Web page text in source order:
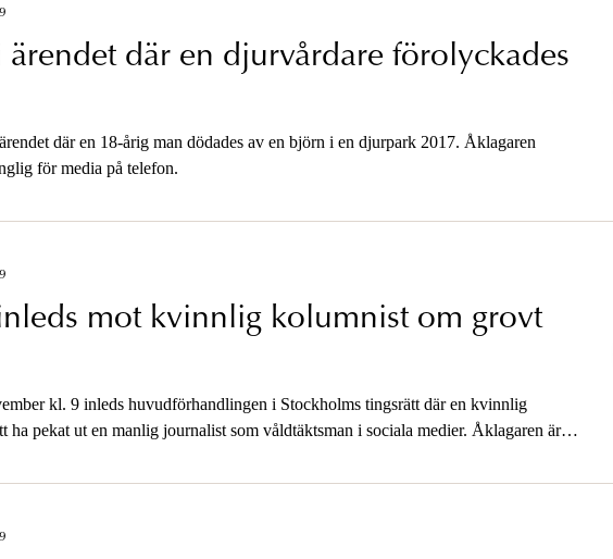
ärendet där en djurvårdare förolyckades
där en 18-årig man dödades av en björn i en djurpark 2017. Åklagaren
för media på telefon.
mot kvinnlig kolumnist om grovt
kl. 9 inleds huvudförhandlingen i Stockholms tingsrätt där en kvinnlig
ha pekat ut en manlig journalist som våldtäktsman i sociala medier. Åklagaren är